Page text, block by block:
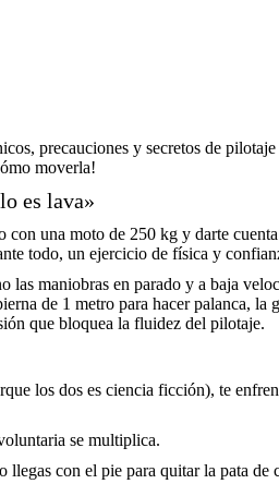
precauciones y secretos de pilotaje
moverla!
es lava»
con una moto de 250 kg y darte
todo, un ejercicio de física y
las maniobras en parado y a baja
de 1 metro para hacer palanca, la
que bloquea la fluidez del pilotaje.
los dos es ciencia ficción), te
se multiplica.
llegas con el pie para quitar la pata de